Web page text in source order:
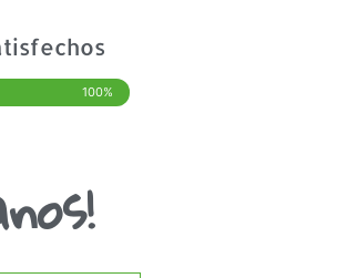
100%